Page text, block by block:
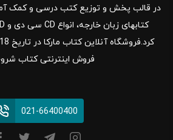
در قالب پخش و توزیع کتب درسی و کمک
فروش اینترنتی کتاب
021-66400400